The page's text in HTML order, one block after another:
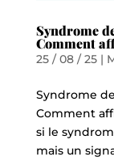
Syndrome
Comment
25 / 08 / 25|
Syndrome
Comment
si le
mais un